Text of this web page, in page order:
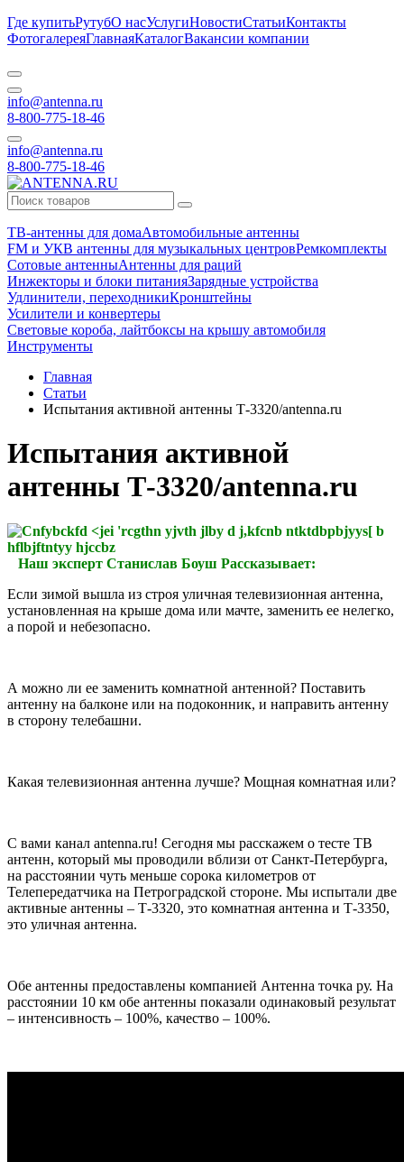
Где купитьРутубО насУслугиНовостиСтатьиКонтакты
ФотогалереяГлавнаяКаталогВакансии компании
info@antenna.ru
8-800-775-18-46
info@antenna.ru
8-800-775-18-46
ТВ-антенны для домаАвтомобильные антенны
FM и УКВ антенны для музыкальных центровРемкомплекты
Сотовые антенныАнтенны для раций
Инжекторы и блоки питанияЗарядные устройства
Удлинители, переходникиКронштейны
Усилители и конвертеры
Световые короба, лайтбоксы на крышу автомобиля
Инструменты
Главная
Статьи
Испытания активной антенны Т-3320/antenna.ru
Испытания активной
антенны Т-3320/antenna.ru
Наш эксперт Станислав Боуш Рассказывает:
Если зимой вышла из строя уличная телевизионная антенна,
установленная на крыше дома или мачте, заменить ее нелегко,
а порой и небезопасно.
А можно ли ее заменить комнатной антенной? Поставить
антенну на балконе или на подоконник, и направить антенну
в сторону телебашни.
Какая телевизионная антенна лучше? Мощная комнатная или?
С вами канал antenna.ru! Сегодня мы расскажем о тесте ТВ
антенн, который мы проводили вблизи от Санкт-Петербурга,
на расстоянии чуть меньше сорока километров от
Телепередатчика на Петроградской стороне. Мы испытали две
активные антенны – Т-3320, это комнатная антенна и Т-3350,
это уличная антенна.
Обе антенны предоставлены компанией Антенна точка ру. На
расстоянии 10 км обе антенны показали одинаковый результат
– интенсивность – 100%, качество – 100%.